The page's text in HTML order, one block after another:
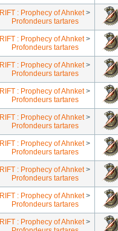
RIFT : Prophecy of Ahnket>
Profondeurs tartares
RIFT : Prophecy of Ahnket>
Profondeurs tartares
RIFT : Prophecy of Ahnket>
Profondeurs tartares
RIFT : Prophecy of Ahnket>
Profondeurs tartares
RIFT : Prophecy of Ahnket>
Profondeurs tartares
RIFT : Prophecy of Ahnket>
Profondeurs tartares
RIFT : Prophecy of Ahnket>
Profondeurs tartares
RIFT : Prophecy of Ahnket>
Profondeurs tartares
RIFT : Prophecy of Ahnket>